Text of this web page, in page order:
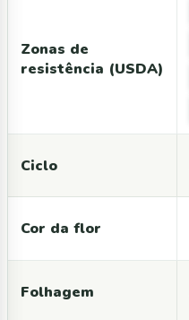
Zonas de
resistência (USDA)
Ciclo
Cor da flor
Folhagem